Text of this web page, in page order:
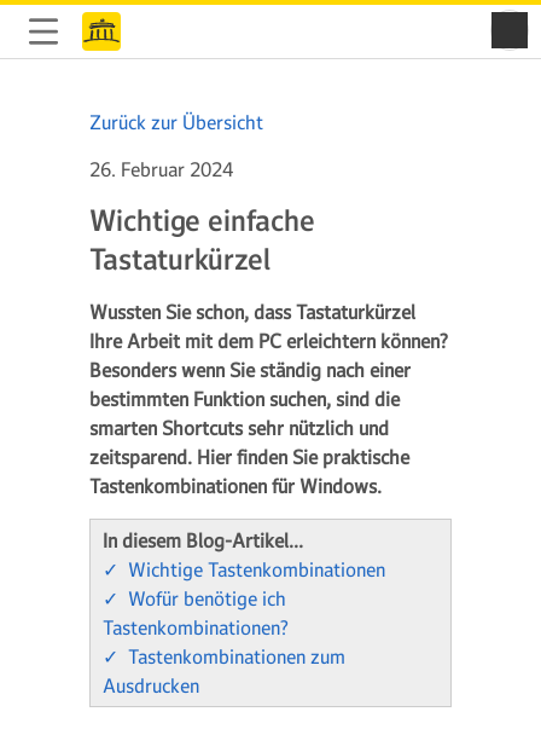
Zurück zur Übersicht
26. Februar 2024
Wichtige einfache
Tastaturkürzel
Wussten Sie schon, dass Tastaturkürzel
Ihre Arbeit mit dem PC erleichtern können?
Besonders wenn Sie ständig nach einer
bestimmten Funktion suchen, sind die
smarten Shortcuts sehr nützlich und
zeitsparend. Hier finden Sie praktische
Tastenkombinationen für Windows.
In diesem Blog-Artikel…
✓ Wichtige Tastenkombinationen
✓ Wofür benötige ich
Tastenkombinationen?
✓ Tastenkombinationen zum
Ausdrucken